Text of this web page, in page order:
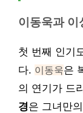
이동욱과 이
첫 번째 인기
다. 이동욱은
의 연기가 드
경은 그녀만